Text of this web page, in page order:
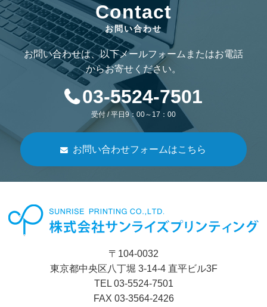
Contact
お問い合わせ
お問い合わせは、以下メールフォームまたはお電話
からお寄せください。
03-5524-7501
受付 / 平日9：00～17：00
お問い合わせフォームはこちら
〒104-0032
東京都中央区八丁堀 3-14-4 直平ビル3F
TEL 03-5524-7501
FAX 03-3564-2426